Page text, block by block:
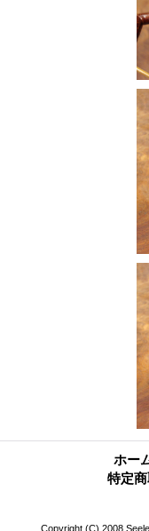
ホー
特定
Copyright (C) 2008